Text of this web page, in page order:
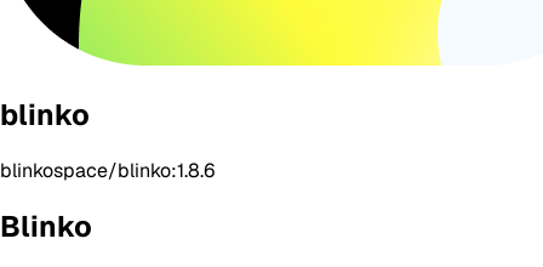
blinko
blinkospace/blinko:1.8.6
Blinko